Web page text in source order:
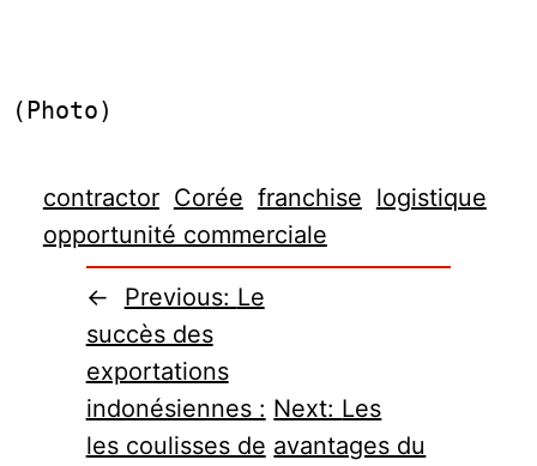
(Photo)
contractor Corée franchise logistique
opportunité commerciale
← Previous: Le
succès des
exportations
indonésiennes :
les coulisses de
Next: Les
avantages du